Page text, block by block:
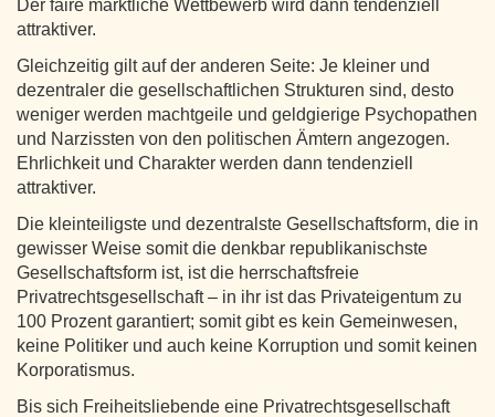
Der faire marktliche Wettbewerb wird dann tendenziell
attraktiver.
Gleichzeitig gilt auf der anderen Seite: Je kleiner und
dezentraler die gesellschaftlichen Strukturen sind, desto
weniger werden machtgeile und geldgierige Psychopathen
und Narzissten von den politischen Ämtern angezogen.
Ehrlichkeit und Charakter werden dann tendenziell
attraktiver.
Die kleinteiligste und dezentralste Gesellschaftsform, die in
gewisser Weise somit die denkbar republikanischste
Gesellschaftsform ist, ist die herrschaftsfreie
Privatrechtsgesellschaft – in ihr ist das Privateigentum zu
100 Prozent garantiert; somit gibt es kein Gemeinwesen,
keine Politiker und auch keine Korruption und somit keinen
Korporatismus.
Bis sich Freiheitsliebende eine Privatrechtsgesellschaft